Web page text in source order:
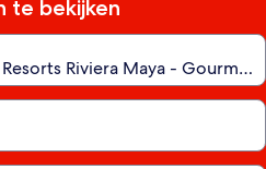
te bekijken